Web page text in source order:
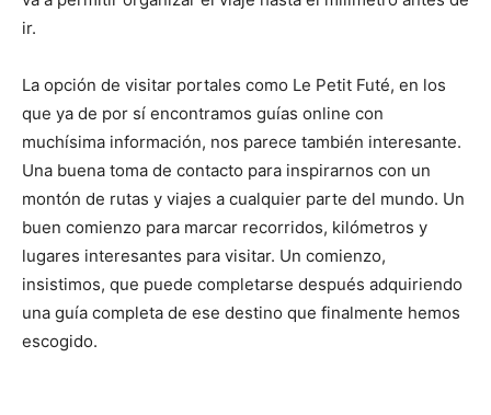
ir.
La opción de visitar portales como Le Petit Futé, en los
que ya de por sí encontramos guías online con
muchísima información, nos parece también interesante.
Una buena toma de contacto para inspirarnos con un
montón de rutas y viajes a cualquier parte del mundo. Un
buen comienzo para marcar recorridos, kilómetros y
lugares interesantes para visitar. Un comienzo,
insistimos, que puede completarse después adquiriendo
una guía completa de ese destino que finalmente hemos
escogido.